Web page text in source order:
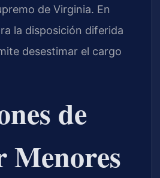
de Virginia. En
la disposición diferida
desestimar el cargo
de
Menores